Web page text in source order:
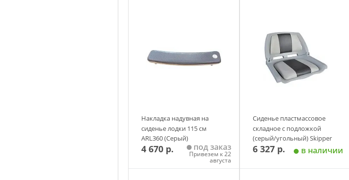
Накладка надувная на
сиденье лодки 115 см
ARL360 (Серый)
4 670 р. под заказ
Привезем к 22
августа
Сиденье пластмассовое
складное с подложкой
(серый/угольный) Skipper
6 327 р. в наличии